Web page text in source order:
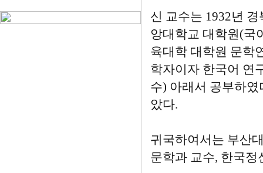
신 교수는 1932년
앙대학교 대학원(국
육대학 대학원 문학
학자이자 한국어 연
수) 아래서 공부하
았다.
귀국하여서는 부산
문학과 교수, 한국